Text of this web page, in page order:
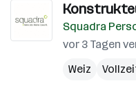
Squadra
vor 3 Tagen
Weiz